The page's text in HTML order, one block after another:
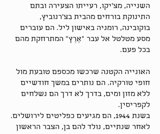
השנייה, מצ’יקו, רעייתו הצעירה ובתם
התינוקת בורחים מהבית בצ'רנוביץ,
בוקובינה, רומניה באישון ליל. הם עוברים
מסע מטלטל אל עבר “אֶרֶץ” המתרחקת מהם
בכל פעם.
האונייה הקטנה שרכשו מכספם טובעת מול
חופי טורקיה. הם נותרים במשך חודשיים
ללא מזון ומים, בדרך לא דרך הם נשלחים
לקפריסין.
בשנת 1944, הם מגיעים כפליטים לירושלים.
לאחר שנתיים, נולד להם בן, הצבר הראשון